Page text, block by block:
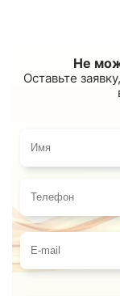
Не
Оставьте
Имя
Телефон
E-mail